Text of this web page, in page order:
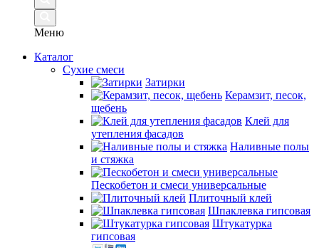
Меню
Каталог
Сухие смеси
Затирки
Керамзит, песок,
щебень
Клей для
утепления фасадов
Наливные полы
и стяжка
Пескобетон и смеси универсальные
Плиточный клей
Шпаклевка гипсовая
Штукатурка
гипсовая